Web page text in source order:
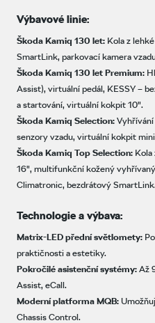
Výbavové linie:
Škoda Kamiq 130 let: Kola z
SmartLink, parkovací kamera
Škoda Kamiq 130 let Premium:
Assist), virtuální pedál, KESSY –
a startování, virtuální kokpit 10".
Škoda Kamiq Selection:
senzory vzadu, virtuální kokpit
Škoda Kamiq Top Selection:
16", multifunkční kožený
Climatronic, bezdrátový
Technologie a výbava:
Matrix-LED přední světlomety:
praktičnosti a estetiky.
Pokročilé asistenční systémy:Až
Assist, eCall.
Moderní platforma MQB:
Chassis Control.